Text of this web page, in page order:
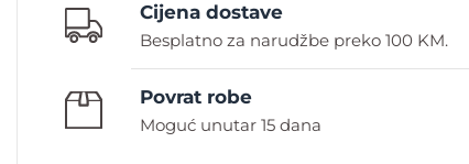
Cijena dostave
Besplatno za narudžbe preko 100 KM.
Povrat robe
Moguć unutar 15 dana